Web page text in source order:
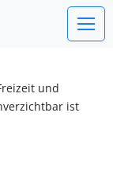
und
ist